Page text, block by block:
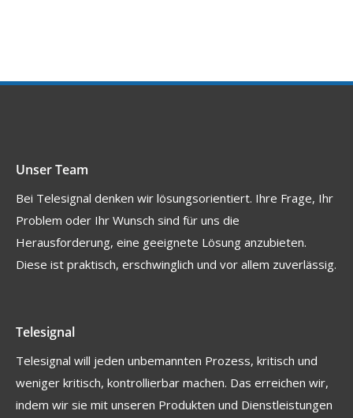
Unser Team
Bei Telesignal denken wir lösungsorientiert. Ihre Frage, Ihr
Problem oder Ihr Wunsch sind für uns die
Herausforderung, eine geeignete Lösung anzubieten.
Diese ist praktisch, erschwinglich und vor allem zuverlässig.
Telesignal
Telesignal will jeden unbemannten Prozess, kritisch und
weniger kritisch, kontrollierbar machen. Das erreichen wir,
indem wir sie mit unseren Produkten und Dienstleistungen